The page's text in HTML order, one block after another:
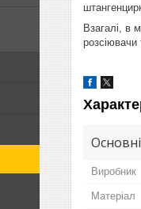
Взагалі, в
Виробник
Матеріал